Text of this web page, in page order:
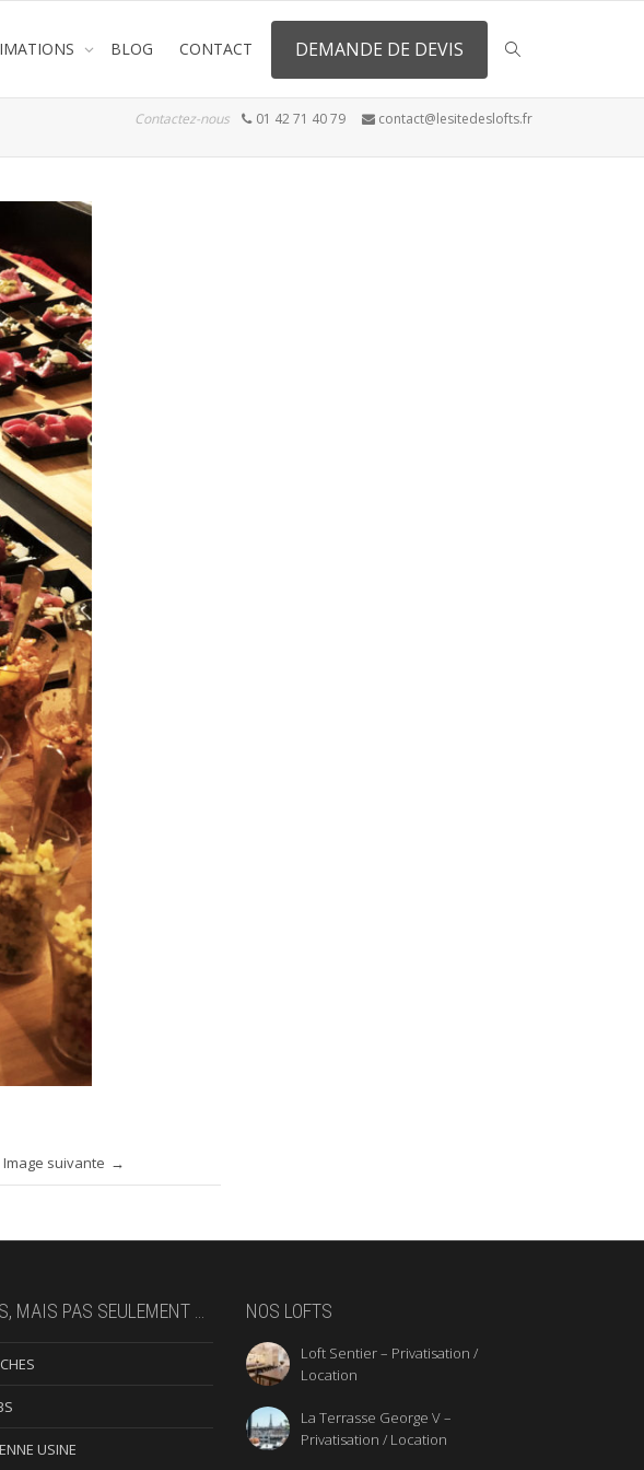
BLOG CONTACT DEMANDE DE DEVIS
Contactez-nous 01 42 71 40 79 contact@lesitedeslofts.fr
Image suivante
MAIS PAS SEULEMENT …
USINE
NOS LOFTS
Loft Sentier – Privatisation /
Location
La Terrasse George V –
Privatisation / Location